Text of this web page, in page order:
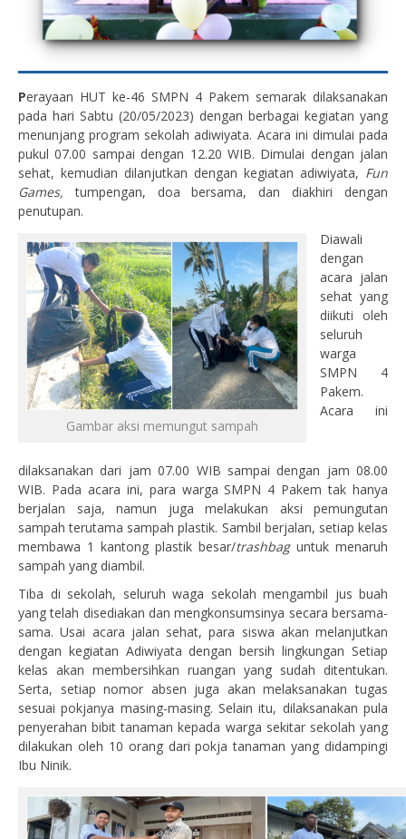
Perayaan HUT ke-46 SMPN 4 Pakem semarak dilaksanakan
pada hari Sabtu (20/05/2023) dengan berbagai kegiatan yang
menunjang program sekolah adiwiyata. Acara ini dimulai pada
pukul 07.00 sampai dengan 12.20 WIB. Dimulai dengan jalan
sehat, kemudian dilanjutkan dengan kegiatan adiwiyata, Fun
Games, tumpengan, doa bersama, dan diakhiri dengan
penutupan.
Gambar aksi memungut sampah
Diawali
dengan
acara jalan
sehat yang
diikuti oleh
seluruh
warga
SMPN 4
Pakem.
Acara ini
dilaksanakan dari jam 07.00 WIB sampai dengan jam 08.00
WIB. Pada acara ini, para warga SMPN 4 Pakem tak hanya
berjalan saja, namun juga melakukan aksi pemungutan
sampah terutama sampah plastik. Sambil berjalan, setiap kelas
membawa 1 kantong plastik besar/trashbaguntuk menaruh
sampah yang diambil.
Tiba di sekolah, seluruh waga sekolah mengambil jus buah
yang telah disediakan dan mengkonsumsinya secara bersama-
sama. Usai acara jalan sehat, para siswa akan melanjutkan
dengan kegiatan Adiwiyata dengan bersih lingkungan Setiap
kelas akan membersihkan ruangan yang sudah ditentukan.
Serta, setiap nomor absen juga akan melaksanakan tugas
sesuai pokjanya masing-masing. Selain itu, dilaksanakan pula
penyerahan bibit tanaman kepada warga sekitar sekolah yang
dilakukan oleh 10 orang dari pokja tanaman yang didampingi
Ibu Ninik.